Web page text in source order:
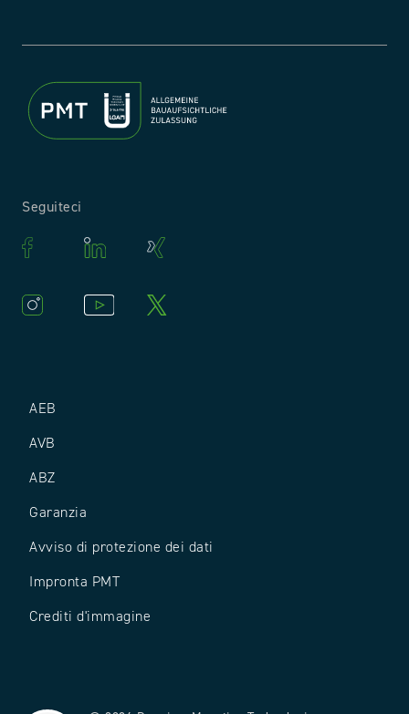
AEB
AVB
ABZ
Garanzia
Avviso di protezione dei dati
Impronta PMT
Crediti d'immagine
Seguiteci